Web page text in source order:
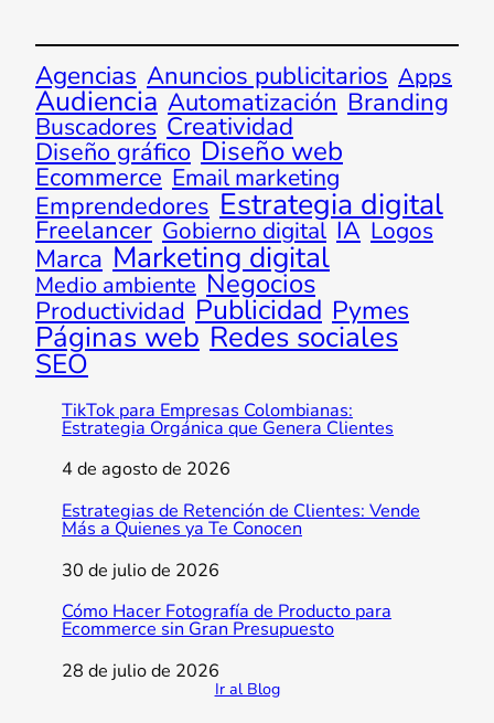
Agencias Anuncios publicitarios Apps
Audiencia Automatización Branding
Buscadores Creatividad
Diseño gráfico Diseño web
Ecommerce Email marketing
Emprendedores Estrategia digital
Freelancer Gobierno digital IA Logos
Marca Marketing digital
Medio ambiente Negocios
Productividad Publicidad Pymes
Páginas web Redes sociales
SEO
TikTok para Empresas Colombianas:
Estrategia Orgánica que Genera Clientes
4 de agosto de 2026
Estrategias de Retención de Clientes: Vende
Más a Quienes ya Te Conocen
30 de julio de 2026
Cómo Hacer Fotografía de Producto para
Ecommerce sin Gran Presupuesto
28 de julio de 2026
Ir al Blog